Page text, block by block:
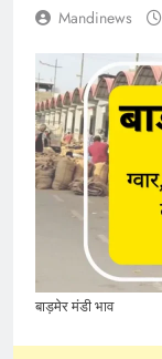
Mandinews
बाड़मेर मंडी भाव